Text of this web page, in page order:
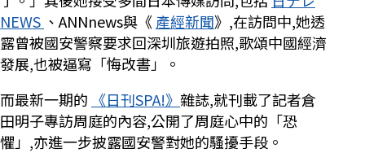
NEWS 、ANNnews與《產經新聞》,在訪問中,她透
露曾被國安警察要求回深圳旅遊拍照,歌頌中國經濟
發展,也被逼寫「悔改書」。
而最新一期的 《日刊SPA!》 雜誌,就刊載了記者倉
田明子專訪周庭的內容,公開了周庭心中的「恐
懼」,亦進一步披露國安警對她的騷擾手段。